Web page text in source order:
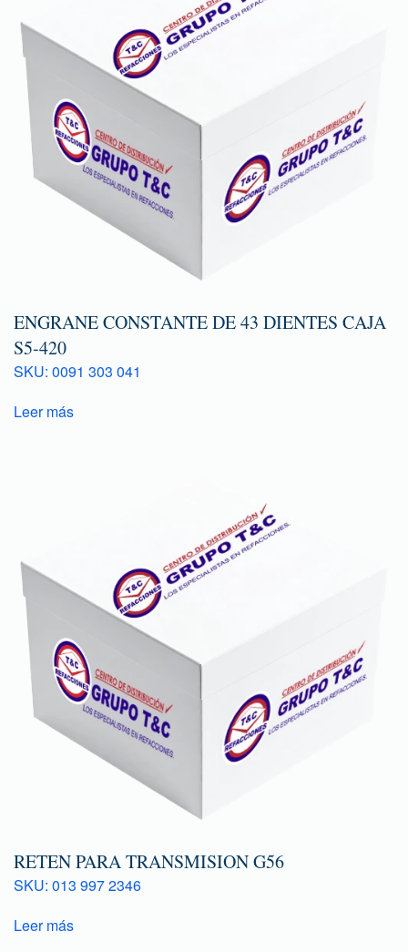
ENGRANE CONSTANTE DE 43 DIENTES CAJA
S5-420
SKU: 0091 303 041
Leer más
RETEN PARA TRANSMISION G56
SKU: 013 997 2346
Leer más